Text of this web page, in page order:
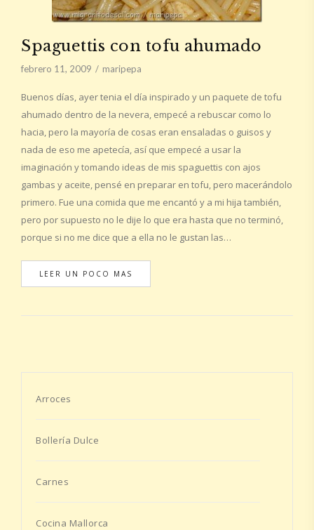
Spaguettis con tofu ahumado
febrero 11, 2009 maripepa
Buenos días, ayer tenia el día inspirado y un paquete de tofu
ahumado dentro de la nevera, empecé a rebuscar como lo
hacia, pero la mayoría de cosas eran ensaladas o guisos y
nada de eso me apetecía, así que empecé a usar la
imaginación y tomando ideas de mis spaguettis con ajos
gambas y aceite, pensé en preparar en tofu, pero macerándolo
primero. Fue una comida que me encantó y a mi hija también,
pero por supuesto no le dije lo que era hasta que no terminó,
porque si no me dice que a ella no le gustan las…
LEER UN POCO MAS
Arroces
Bollería Dulce
Carnes
Cocina Mallorca